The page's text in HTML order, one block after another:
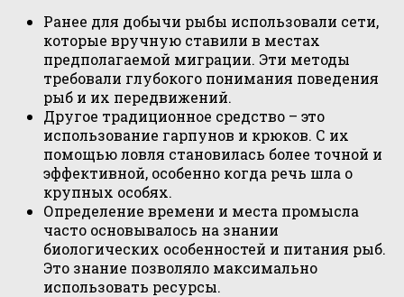
Ранее для добычи рыбы использовали сети,
которые вручную ставили в местах
предполагаемой миграции. Эти методы
требовали глубокого понимания поведения
рыб и их передвижений.
Другое традиционное средство – это
использование гарпунов и крюков. С их
помощью ловля становилась более точной и
эффективной, особенно когда речь шла о
крупных особях.
Определение времени и места промысла
часто основывалось на знании
биологических особенностей и питания рыб.
Это знание позволяло максимально
использовать ресурсы.